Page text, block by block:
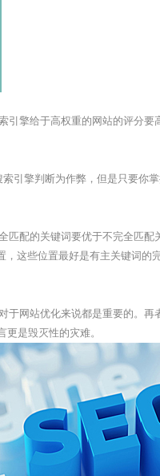
擎给于高权重的网站的评分要
引擎判断为作弊，但是只要你
配的关键词要优于不完全匹配
这些位置最好是有主关键词的
网站优化来说都是重要的。再
是毁灭性的灾难。